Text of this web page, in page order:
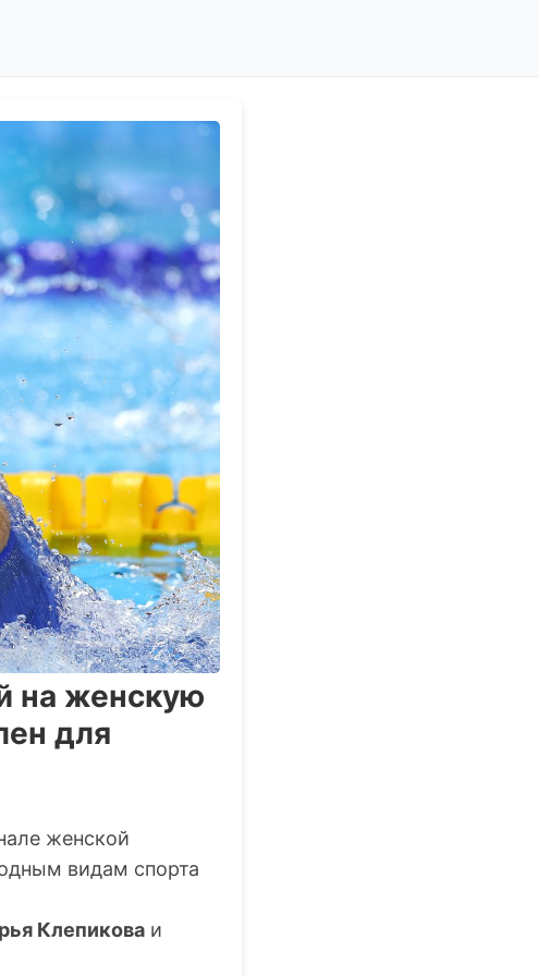
на женскую
для
женской
видам спорта
Клепикова и